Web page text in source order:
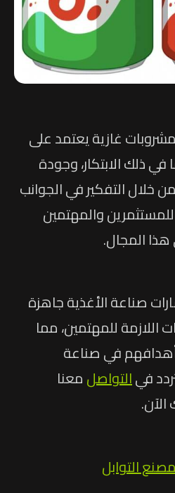
غازية يعتمد على
ذلك الابتكار، وجودة
خلال التفكير في الجوانب
والمهتمين
هذا المجال.
صناعة الأغذية جاهزة
اللازمة للمهتمين، مما
في صناعة
فيالتواصلمعنا
التوابل